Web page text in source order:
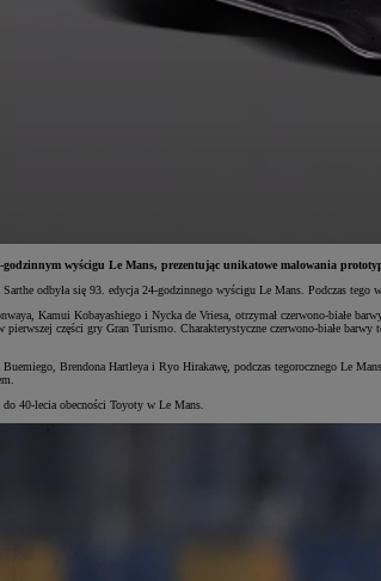
godzinnym wyścigu Le Mans, prezentując unikatowe malowania
odbyła się 93. edycja 24-godzinnego wyścigu Le Mans. Podczas
Kamui Kobayashiego i Nycka de Vriesa, otrzymał czerwono-białe
części gry Gran Turismo. Charakterystyczne czerwono-białe
Brendona Hartleya i Ryo Hirakawę, podczas tegorocznego Le
40-lecia obecności Toyoty w Le Mans.